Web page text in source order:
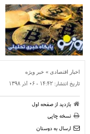
اخبار اقتصادی » خبر ویژه
تاریخ انتشار: ۱۴:۴۲ - ۰۶ آذر ۱۳۹۸
بازدید از صفحه اول
نسخه چاپی
ارسال به دوستان